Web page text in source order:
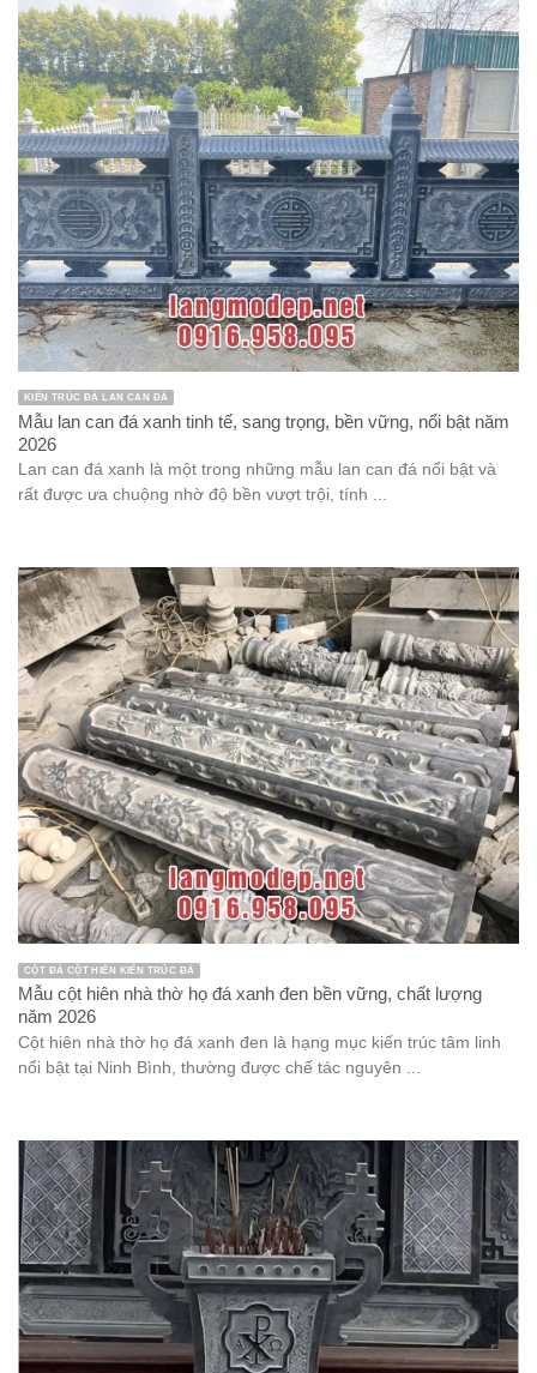
KIẾN TRÚC ĐÁ LAN CAN ĐÁ
Mẫu lan can đá xanh tinh tế, sang trọng, bền vững, nổi bật năm
2026
Lan can đá xanh là một trong những mẫu lan can đá nổi bật và
rất được ưa chuộng nhờ độ bền vượt trội, tính ...
CỘT ĐÁ CỘT HIÊN KIẾN TRÚC ĐÁ
Mẫu cột hiên nhà thờ họ đá xanh đen bền vững, chất lượng
năm 2026
Cột hiên nhà thờ họ đá xanh đen là hạng mục kiến trúc tâm linh
nổi bật tại Ninh Bình, thường được chế tác nguyên ...